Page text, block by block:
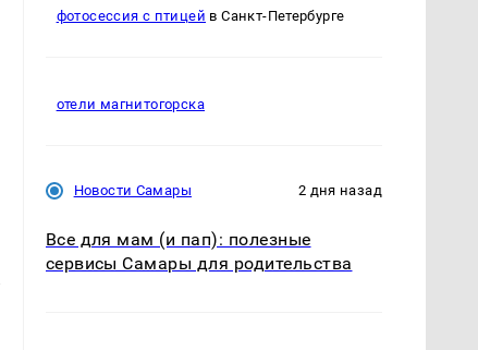
фотосессия с птицей в Санкт-Петербурге
отели магнитогорска
Новости Самары 2 дня назад
Все для мам (и пап): полезные
сервисы Самары для родительства